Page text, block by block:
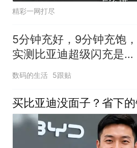
精彩一网打尽
5分钟充好，9分钟充饱，
实测比亚迪超级闪充是不
是吹牛
数码的生活 5跟贴
买比亚迪没面子？省下